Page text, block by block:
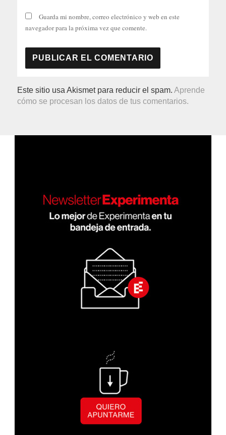
Guarda mi nombre, correo electrónico y web en este
navegador para la próxima vez que comente.
Este sitio usa Akismet para reducir el spam.Aprende
cómo se procesan los datos de tus comentarios.